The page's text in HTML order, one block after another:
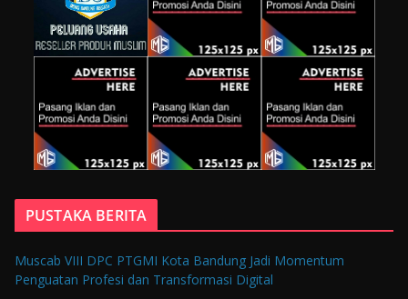
PUSTAKA BERITA
Muscab VIII DPC PTGMI Kota Bandung Jadi Momentum
Penguatan Profesi dan Transformasi Digital